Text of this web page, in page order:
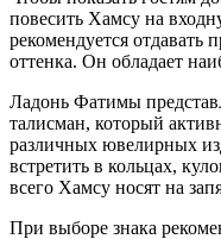
повесить Хамсу на
рекомендуется отдавать
оттенка. Он обладает
Ладонь Фатимы
талисман, который
различных ювелирных
встретить в кольцах,
всего Хамсу носят на
При выборе знака